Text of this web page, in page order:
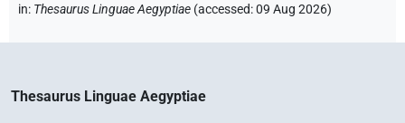
in: Thesaurus Linguae Aegyptiae (accessed:09 Aug 2026)
Thesaurus Linguae Aegyptiae